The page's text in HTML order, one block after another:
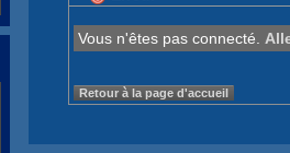
Vous n'êtes pas connecté.
Retour à la page d'accueil